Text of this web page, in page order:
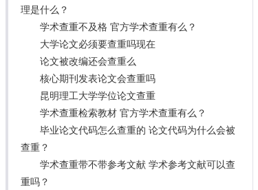
理是什么？
学术查重不及格 官方学术查重有么？
大学论文必须要查重吗现在
论文被改编还会查重么
核心期刊发表论文会查重吗
昆明理工大学学位论文查重
学术查重检索教材 官方学术查重有么？
毕业论文代码怎么查重的 论文代码为什么会被
查重？
学术查重带不带参考文献 学术参考文献可以查
重吗？